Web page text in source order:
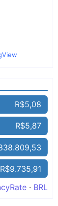
R$5,08
R$5,87
R$9.735,91
· BRL